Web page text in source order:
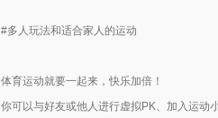
#多人玩法和适合家人的运动
体育运动就要一起来，快乐加倍！
你可以与好友或他人进行虚拟PK、加入运动